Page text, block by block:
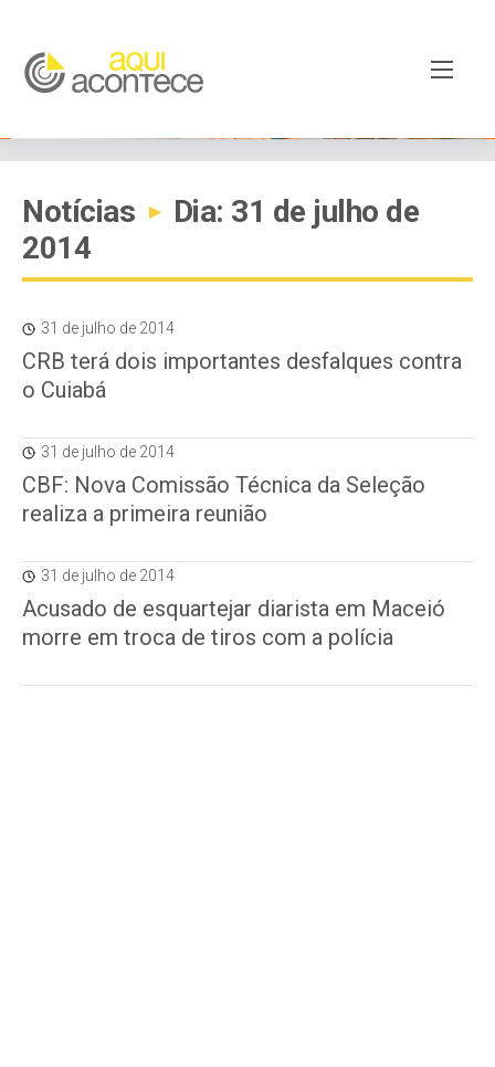
Notícias ▸
Dia: 31 de julho de
2014
31 de julho de 2014
CRB terá dois importantes desfalques contra
o Cuiabá
31 de julho de 2014
CBF: Nova Comissão Técnica da Seleção
realiza a primeira reunião
31 de julho de 2014
Acusado de esquartejar diarista em Maceió
morre em troca de tiros com a polícia